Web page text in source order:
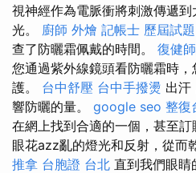
視神經作為電脈衝將刺激傳遞
光。 廚師 外燴 記帳士 歷屆試題
查了防曬霜佩戴的時間。 復健
您通過紫外線鏡頭看防曬霜時
護。 台中舒壓 台中手撥燙 出汗
響防曬的量。 google seo 整復
在網上找到合適的一個，甚至
眼花azz亂的燈光和反射，從而
推拿 台胞證 台北 直到我們眼睛